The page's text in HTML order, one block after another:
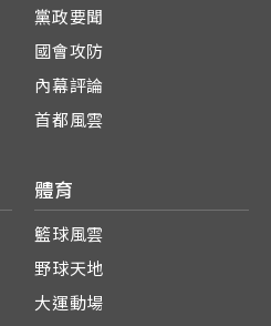
黨政要聞
國會攻防
內幕評論
首都風雲
體育
籃球風雲
野球天地
大運動場